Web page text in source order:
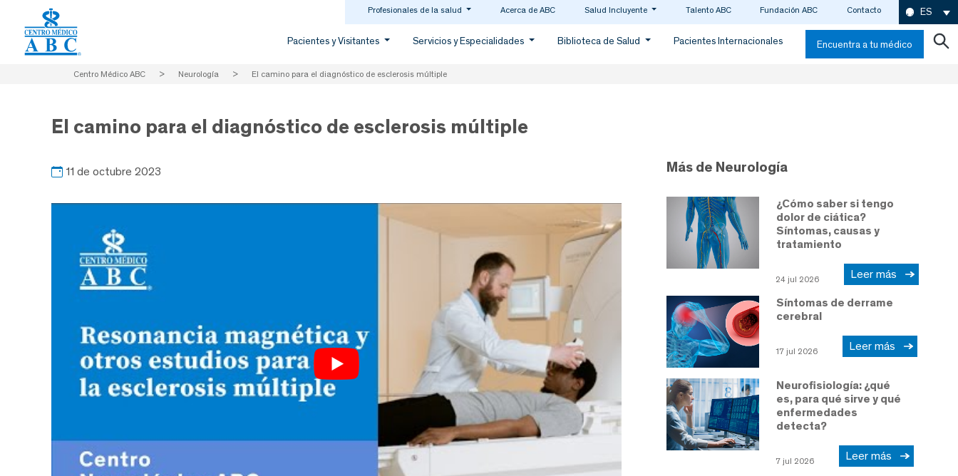
Profesionales de la salud Acerca de ABC Salud Incluyente Talento ABC Fundación ABC Contacto ES
Pacientes y Visitantes Servicios y Especialidades Biblioteca de Salud Pacientes Internacionales Encuentra a tu médico
Centro Médico ABC > Neurología > El camino para el diagnóstico de esclerosis múltiple
El camino para el diagnóstico de esclerosis múltiple
11 de octubre 2023 Más de Neurología
¿Cómo saber si tengo
dolor de ciática?
Síntomas, causas y
tratamiento
24 jul 2026 Leer más
Síntomas de derrame
cerebral
17 jul 2026 Leer más
Neurofisiología: ¿qué
es, para qué sirve y qué
enfermedades
detecta?
7 jul 2026 Leer más